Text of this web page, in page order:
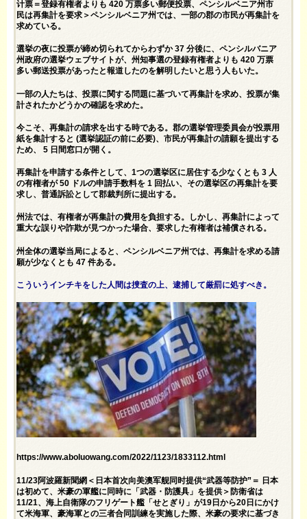
计票＝登録有権者よりも 420 万票多い郵便投票、ペンシルベニア州市
民は再集計を要求＞ペンシルベニア州では、一部の郡の市民が再集計を
求めている。
選挙の夜に投票が締め切られてからわずか 37 分後に、ペンシルバニア
州政府の選挙ウェブサイトが、州知事選の登録有権者よりも 420 万票
多い郵送投票があったと報道したのを解明したいと思う人もいた。
一部の人たちは、投票に関する問題に基づいて再集計を求め、投票が集
計されたかどうかの確認を求めた。
今こそ、再集計の請求を出する時である。郡の選挙管理委員会が投票用
紙を集計すると (選挙認証の前に必要)、市民が再集計の請願を提出する
ため、 5 日間窓口が開く。
再集計を申請する条件として、1つの選挙区に居住する少なくとも 3 人
の有権者が 50 ドルの申請手数料を 1 回払い、その選挙区の再集計を要
求し、普通訴訟として郡裁判所に提出する。
州法では、有権者が再集計の費用を負担する。しかし、再集計によって
重大な誤りや詐欺が見つかった場合、要求した有権者は補償される。
州全体の選挙当局によると、ペンシルベニア州では、再集計を求める請
願が少なくとも 47 件ある。
こういうインチキをした人間は捜査の上、逮捕して厳罰に処すべき。
https://www.aboluowang.com/2022/1123/1833112.html
11/23阿波羅新聞網＜日本首次向美澳军舰同时提供“武器等防护”＝ 日本
は初めて、米豪の軍艦に同時に「武器・防護具」を提供＞防衛省は
11/21、海上自衛隊のフリゲート艦「せとぎり」が19日から20日にかけ
て米海軍、豪海軍との三者合同訓練を実施した際、米豪の要求に基づき